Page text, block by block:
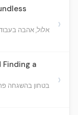
אלול, אהבה
›
Finding a
בטחון בהשגחה
›